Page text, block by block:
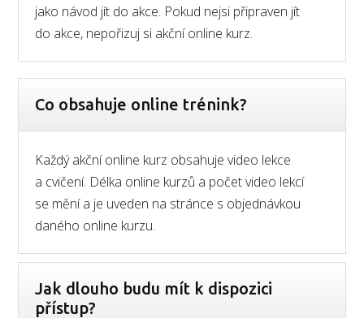
jako návod jít do akce. Pokud nejsi připraven jít
do akce, nepořizuj si akční online kurz.
Co obsahuje online trénink?
Každý akční online kurz obsahuje video lekce
a cvičení. Délka online kurzů a počet video lekcí
se mění a je uveden na stránce s objednávkou
daného online kurzu.
Jak dlouho budu mít k dispozici
přístup?